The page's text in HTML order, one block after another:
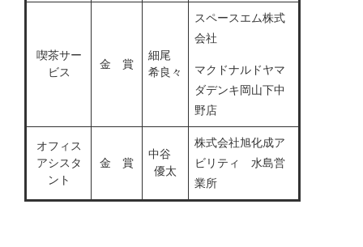
喫茶サー
ビス
金 賞
細尾
希良々
スペースエム株式
会社
マクドナルドヤマ
ダデンキ岡山下中
野店
オフィス
アシスタ
ント
金 賞
中谷
優太
株式会社旭化成ア
ビリティ 水島営
業所